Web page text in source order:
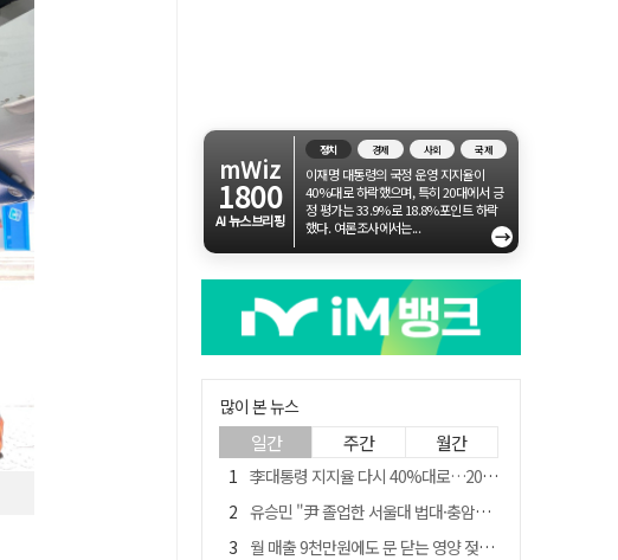
mWiz
1800
AI 뉴스브리핑
정치 경제 사회 국제
이재명 대통령의 국정 운영 지지율이
40%대로 하락했으며, 특히 20대에서 긍
정 평가는 33.9%로 18.8%포인트 하락
했다. 여론조사에서는...
→
많이 본 뉴스
일간 주간 월간
李대통령 지지율 다시 40%대로…20대는 18.8%p 급락
유승민 "尹 졸업한 서울대 법대·충암고도 없애야"…李 육사 통합 직격
월 매출 9천만원에도 문 닫는 영양 젖소농장… "일할 사람이 없어"